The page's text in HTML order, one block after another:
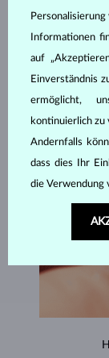
Informationen
auf
Einverständnis
ermöglicht,
kontinuierlich zu
Andernfalls
dass dies Ihr
die Verwendung